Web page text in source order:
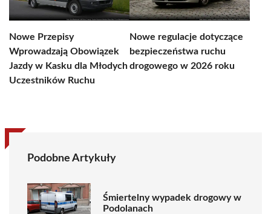
Nowe Przepisy
Wprowadzają Obowiązek
Jazdy w Kasku dla Młodych
Uczestników Ruchu
Nowe regulacje dotyczące
bezpieczeństwa ruchu
drogowego w 2026 roku
Podobne Artykuły
Śmiertelny wypadek drogowy w
Podolanach